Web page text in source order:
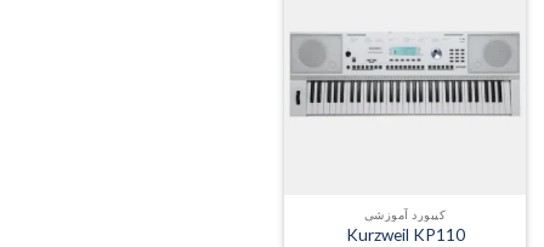
کیبورد آموزشی
Kurzweil KP110